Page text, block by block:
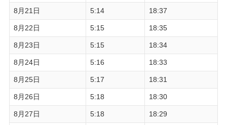
8月21日 5:14 18:37
8月22日 5:15 18:35
8月23日 5:15 18:34
8月24日 5:16 18:33
8月25日 5:17 18:31
8月26日 5:18 18:30
8月27日 5:18 18:29